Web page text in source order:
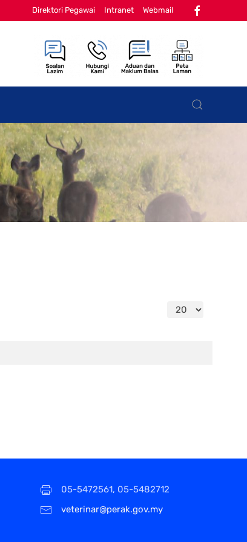
Direktori Pegawai Intranet Webmail
Papar #
05-5472561, 05-5482712
veterinar@perak.gov.my